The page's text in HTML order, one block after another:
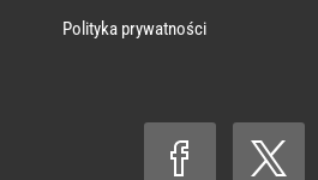
Polityka prywatności